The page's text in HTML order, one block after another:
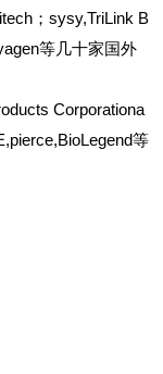
；sysy,TriLink B
等几十家国外
Corporationa
等